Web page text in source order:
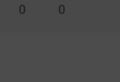
0 0